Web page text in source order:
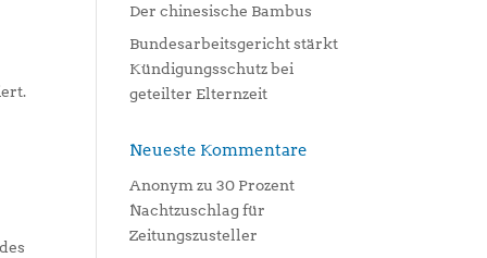
Der chinesische Bambus
Bundesarbeitsgericht stärkt
Kündigungsschutz bei
geteilter Elternzeit
Neueste Kommentare
Anonym zu30 Prozent
Nachtzuschlag für
Zeitungszusteller